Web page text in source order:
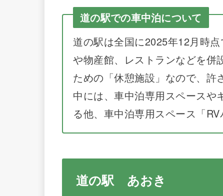
道の駅での車中泊について
道の駅は全国に2025年12月時
や物産館、レストランなどを併
ための「休憩施設」なので、許
中には、車中泊専用スペースや
る他、車中泊専用スペース「
道の駅 あおき